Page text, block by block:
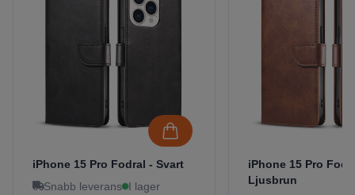
iPhone 15 Pro Fodral - Svart
Snabb leverans I lager
iPhone 15 Pro
Ljusbrun